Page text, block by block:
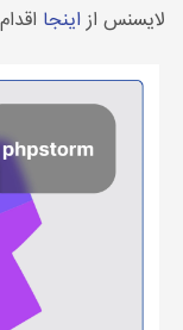
لایسنس ازاینجا